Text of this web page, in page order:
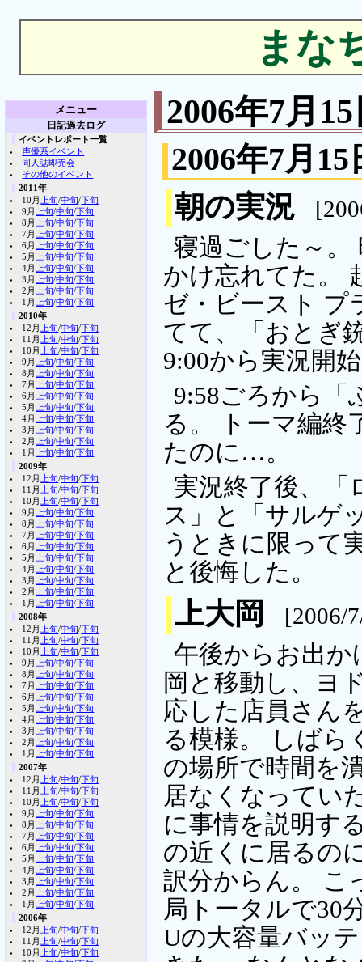
まな
2006年7月
2006年7月15
朝の実況
寝過ごした～。
かけ忘れてた。
ゼ・ビースト プ
てて、「おとぎ
9:00から実況開
9:58ごろから
る。 トーマ編終
たのに…。
実況終了後、「
ス」と「サルゲ
うときに限って
と後悔した。
上大岡 [2006/
午後からお出
岡と移動し、ヨ
応した店員さん
る模様。 しばら
の場所で時間を
居なくなってい
に事情を説明す
の近くに居るの
訳分からん。 こ
局トータルで30
Uの大容量バッ
メニュー
日記過去ログ
イベントレポート一覧
声優系イベント
同人誌即売会
その他のイベント
2011年
10月 上旬/中旬/下旬
9月 上旬/中旬/下旬
8月 上旬/中旬/下旬
7月 上旬/中旬/下旬
6月 上旬/中旬/下旬
5月 上旬/中旬/下旬
4月 上旬/中旬/下旬
3月 上旬/中旬/下旬
2月 上旬/中旬/下旬
1月 上旬/中旬/下旬
2010年
12月 上旬/中旬/下旬
11月 上旬/中旬/下旬
10月 上旬/中旬/下旬
9月 上旬/中旬/下旬
8月 上旬/中旬/下旬
7月 上旬/中旬/下旬
6月 上旬/中旬/下旬
5月 上旬/中旬/下旬
4月 上旬/中旬/下旬
3月 上旬/中旬/下旬
2月 上旬/中旬/下旬
1月 上旬/中旬/下旬
2009年
12月 上旬/中旬/下旬
11月 上旬/中旬/下旬
10月 上旬/中旬/下旬
9月 上旬/中旬/下旬
8月 上旬/中旬/下旬
7月 上旬/中旬/下旬
6月 上旬/中旬/下旬
5月 上旬/中旬/下旬
4月 上旬/中旬/下旬
3月 上旬/中旬/下旬
2月 上旬/中旬/下旬
1月 上旬/中旬/下旬
2008年
12月 上旬/中旬/下旬
11月 上旬/中旬/下旬
10月 上旬/中旬/下旬
9月 上旬/中旬/下旬
8月 上旬/中旬/下旬
7月 上旬/中旬/下旬
6月 上旬/中旬/下旬
5月 上旬/中旬/下旬
4月 上旬/中旬/下旬
3月 上旬/中旬/下旬
2月 上旬/中旬/下旬
1月 上旬/中旬/下旬
2007年
12月 上旬/中旬/下旬
11月 上旬/中旬/下旬
10月 上旬/中旬/下旬
9月 上旬/中旬/下旬
8月 上旬/中旬/下旬
7月 上旬/中旬/下旬
6月 上旬/中旬/下旬
5月 上旬/中旬/下旬
4月 上旬/中旬/下旬
3月 上旬/中旬/下旬
2月 上旬/中旬/下旬
1月 上旬/中旬/下旬
2006年
12月 上旬/中旬/下旬
11月 上旬/中旬/下旬
10月 上旬/中旬/下旬